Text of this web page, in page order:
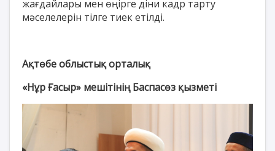
жағдайлары мен өңірге діни кадр тарту
мәселелерін тілге тиек етілді.
Ақтөбе облыстық орталық
«Нұр Ғасыр» мешітінің Баспасөз қызметі